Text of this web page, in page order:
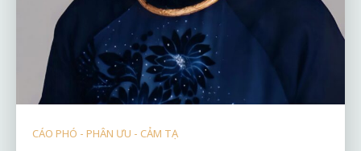
CÁO PHÓ - PHÂN ƯU - CẢM TẠ